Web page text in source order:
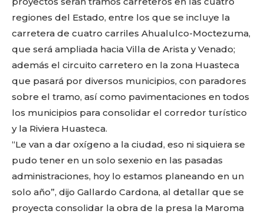
regiones del Estado, entre los que se incluye la
carretera de cuatro carriles Ahualulco-Moctezuma,
que será ampliada hacia Villa de Arista y Venado;
además el circuito carretero en la zona Huasteca
que pasará por diversos municipios, con paradores
sobre el tramo, así como pavimentaciones en todos
los municipios para consolidar el corredor turístico
y la Riviera Huasteca.
“Le van a dar oxígeno a la ciudad, eso ni siquiera se
pudo tener en un solo sexenio en las pasadas
administraciones, hoy lo estamos planeando en un
solo año”, dijo Gallardo Cardona, al detallar que se
proyecta consolidar la obra de la presa la Maroma